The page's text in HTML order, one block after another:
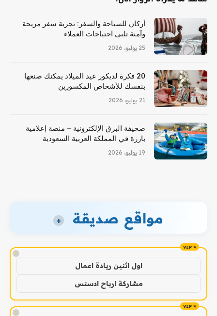
أركان للسياحة والسفر: تجربة سفر مريحة
وآمنة تلبي احتياجات العملاء
25 يوليو، 2026
20 فكرة لديكور عيد الميلاد يمكنك صنعها
بنفسك للأشخاص المكسورين
21 يوليو، 2026
صحيفة البرق الإلكترونية – منصة إعلامية
بارزة في المملكة العربية السعودية
19 يوليو، 2026
مواقع صديقة +
!
اول اثنين ريادة اعمال
مشاركة ارباح ادسنس
!